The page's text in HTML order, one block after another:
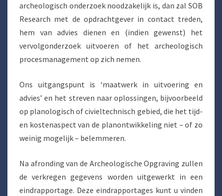
archeologisch onderzoek noodzakelijk is, dan zal SOB
Research met de opdrachtgever in contact treden,
hem van advies dienen en (indien gewenst) het
vervolgonderzoek uitvoeren of het archeologisch
procesmanagement op zich nemen.
Ons uitgangspunt is ‘maatwerk in uitvoering en
advies’ en het streven naar oplossingen, bijvoorbeeld
op planologisch of civieltechnisch gebied, die het tijd-
en kostenaspect van de planontwikkeling niet – of zo
weinig mogelijk – belemmeren.
Na afronding van de Archeologische Opgraving zullen
de verkregen gegevens worden uitgewerkt in een
eindrapportage. Deze eindrapportages kunt u vinden